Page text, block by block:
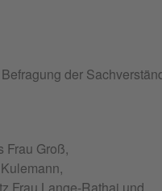
der
Frau Groß,